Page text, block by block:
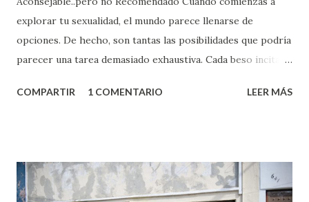
explorar tu sexualidad, el mundo parece llenarse de
opciones. De hecho, son tantas las posibilidades que podría
parecer una tarea demasiado exhaustiva. Cada beso incita
partes de ti que jamás hubieras imaginado. El problema es
conoces ni la mitad de lo que deberías saber. Pero incluso
quienes ya han tenido relaciones sexuales no son expertos
COMPARTIR 1 COMENTARIO LEER MÁS